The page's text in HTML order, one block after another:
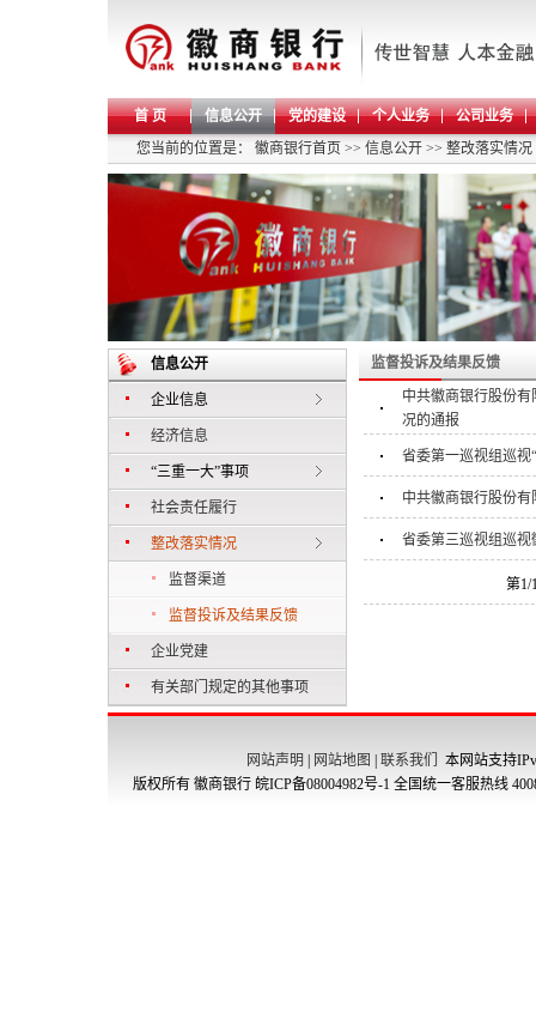
首 页 信息公开 党的建设 个人业务
公司业务
您当前的位置是： 徽商银行首页 >> 信息公开 >> 整改落实情况
信息公开
企业信息
经济信息
“三重一大”事项
社会责任履行
整改落实情况
监督渠道
监督投诉及结果反馈
企业党建
有关部门规定的其他事项
监督投诉及结果反馈
中共徽商银行股份
况的通报
省委第一巡视组巡视
中共徽商银行股份
省委第三巡视组巡
第
网站声明 网站地图 联系我们
本网站支持
版权所有 徽商银行 皖ICP备08004982号-1 全国统一客服热线